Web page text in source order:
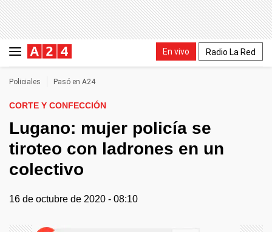
En vivo Radio La Red
Policiales Pasó en A24
CORTE Y CONFECCIÓN
Lugano: mujer policía se
tiroteo con ladrones en un
colectivo
16 de octubre de 2020 - 08:10